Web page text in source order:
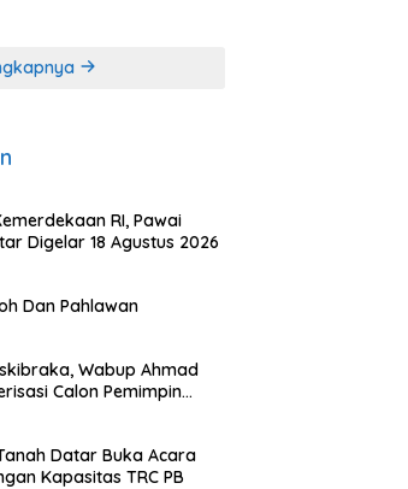
RI, Pawai
Digelar 18 Agustus 2026
Dan Pahlawan
Wabup Ahmad
Calon Pemimpin
Datar Buka Acara
Kapasitas TRC PB